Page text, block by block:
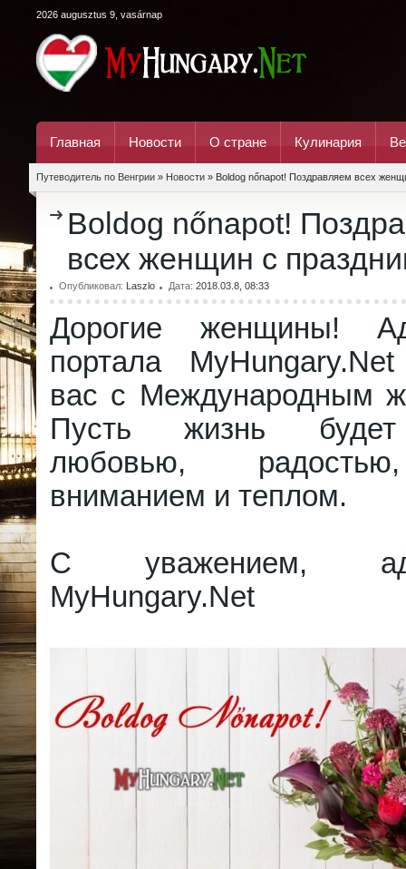
2026 augusztus 9, vasárnap
Главная Новости О стране Кулинария
Путеводитель по Венгрии » Новости » Boldog nőnapot! Поздравляем всех
Boldog nőnapot!
всех женщин с
Опубликовал: Laszlo Дата: 2018.03.8, 08:33
Дорогие женщины!
портала
вас с Международным
Пусть жизнь будет
любовью,
вниманием и теплом.
С уважением,
MyHungary.Net